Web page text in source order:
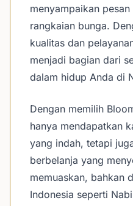
menyampaikan
rangkaian bunga.
kualitas dan
menjadi bagian dari
dalam hidup Anda di
Dengan memilih
hanya mendapatkan
yang indah, tetapi
berbelanja yang
memuaskan, bahkan
Indonesia seperti